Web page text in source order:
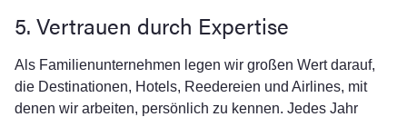
5. Vertrauen durch Expertise
Als Familienunternehmen legen wir großen Wert darauf,
die Destinationen, Hotels, Reedereien und Airlines, mit
denen wir arbeiten, persönlich zu kennen. Jedes Jahr